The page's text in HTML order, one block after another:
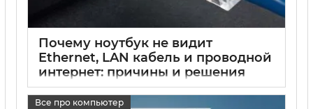
Почему ноутбук не видит
Ethernet, LAN кабель и проводной
интернет: причины и решения
Все про компьютер